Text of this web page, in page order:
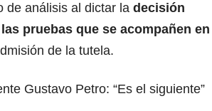
de análisis al dictar la decisión
pruebas que se acompañen en
de la tutela.
Gustavo Petro: “Es el siguiente”